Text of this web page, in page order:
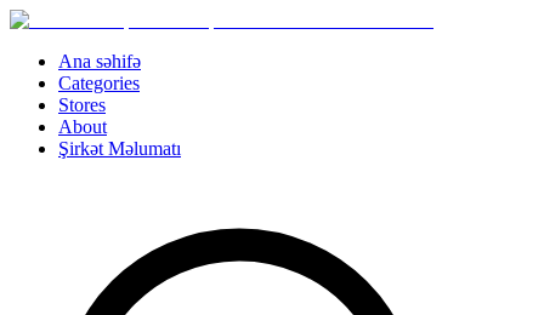
Ana səhifə
Categories
Stores
About
Şirkət Məlumatı